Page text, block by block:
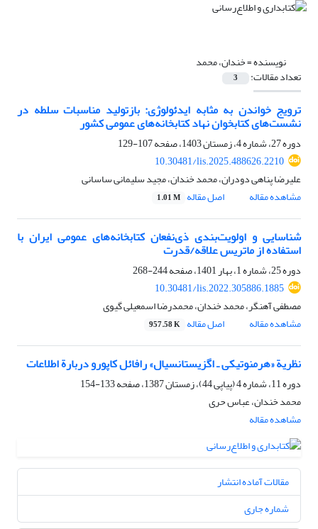
نویسنده =خندان، محمد
تعداد مقالات: 3
ترویج خواندن به‌ مثابه ایدئولوژی: بازتولید مناسبات سلطه در
نشست‌های کتابخوان نهاد کتابخانه‌های عمومی کشور
دوره 27، شماره 4، زمستان 1403، صفحه
107-129
10.30481/lis.2025.488626.2210
علیرضا پناهی دودران، محمد خندان، مجید سلیمانی ساسانی
مشاهده مقاله
اصل مقاله 1.01 M
شناسایی و اولویت‌بندی ذی‌نفعان کتابخانه‌های عمومی ایران با
استفاده از ماتریس علاقه/قدرت
دوره 25، شماره 1، بهار 1401، صفحه
244-268
10.30481/lis.2022.305886.1885
مصطفی آهنگر، محمد خندان، محمدرضا اسمعیلی گیوی
مشاهده مقاله
اصل مقاله 957.58 K
نظریة «هرمنوتیکی ـ اگزیستانسیال» رافائل کاپورو دربارة اطلاعات
دوره 11، شماره 4 (پیاپی 44)، زمستان 1387، صفحه
133-154
محمد خندان، عباس حری
مشاهده مقاله
مقالات آماده انتشار
شماره جاری